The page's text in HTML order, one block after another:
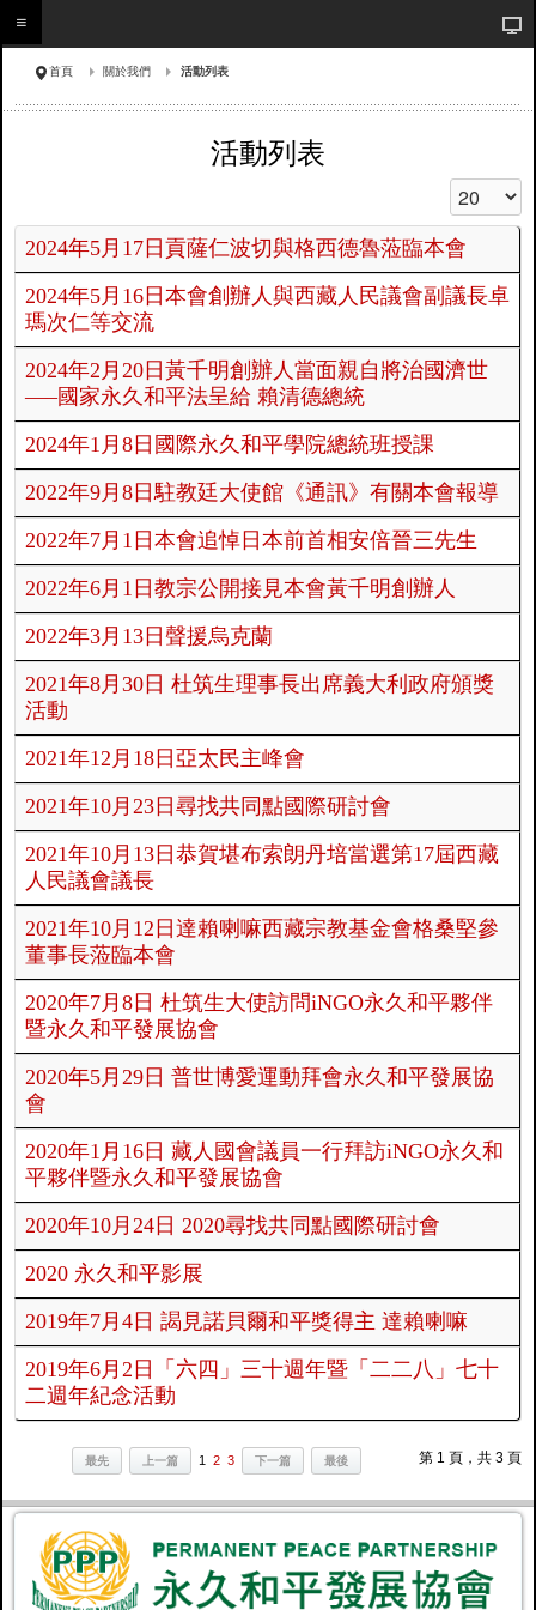
首頁 關於我們 活動列表
活動列表
顯示數目
2024年5月17日貢薩仁波切與格西德魯蒞臨本會
2024年5月16日本會創辦人與西藏人民議會副議長卓
瑪次仁等交流
2024年2月20日黃千明創辦人當面親自將治國濟世
—–國家永久和平法呈給 賴清德總統
2024年1月8日國際永久和平學院總統班授課
2022年9月8日駐教廷大使館《通訊》有關本會報導
2022年7月1日本會追悼日本前首相安倍晉三先生
2022年6月1日教宗公開接見本會黃千明創辦人
2022年3月13日聲援烏克蘭
2021年8月30日 杜筑生理事長出席義大利政府頒獎
活動
2021年12月18日亞太民主峰會
2021年10月23日尋找共同點國際研討會
2021年10月13日恭賀堪布索朗丹培當選第17屆西藏
人民議會議長
2021年10月12日達賴喇嘛西藏宗教基金會格桑堅參
董事長蒞臨本會
2020年7月8日 杜筑生大使訪問iNGO永久和平夥伴
暨永久和平發展協會
2020年5月29日 普世博愛運動拜會永久和平發展協
會
2020年1月16日 藏人國會議員一行拜訪iNGO永久和
平夥伴暨永久和平發展協會
2020年10月24日 2020尋找共同點國際研討會
2020 永久和平影展
2019年7月4日 謁見諾貝爾和平獎得主 達賴喇嘛
2019年6月2日「六四」三十週年暨「二二八」七十
二週年紀念活動
第 1 頁，共 3 頁
最先 上一篇 1 2 3 下一篇 最後